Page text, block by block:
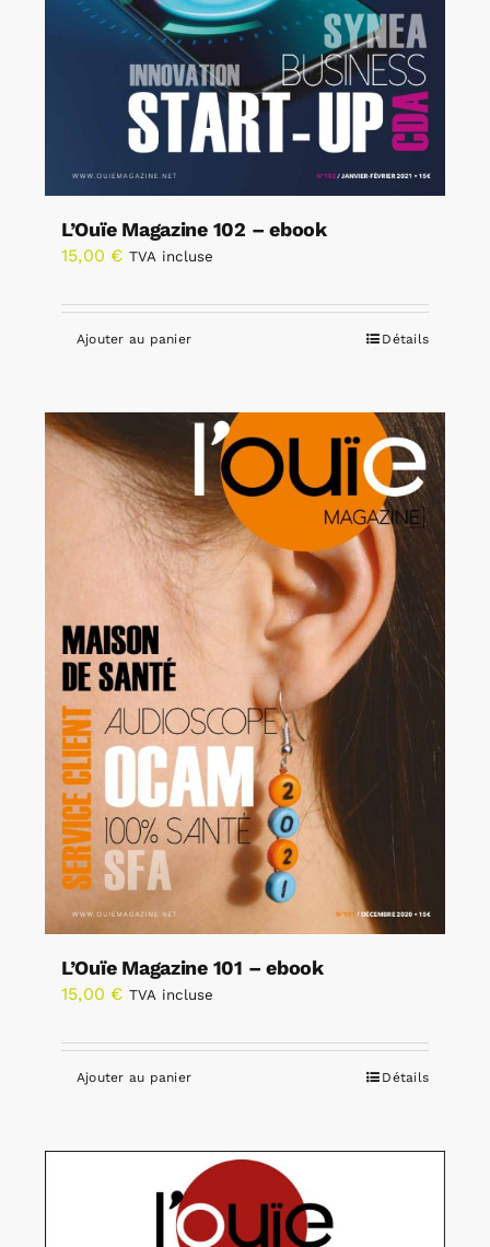
L’Ouïe Magazine 102 – ebook
15,00 € TVA incluse
Ajouter au panier Détails
L’Ouïe Magazine 101 – ebook
15,00 € TVA incluse
Ajouter au panier Détails